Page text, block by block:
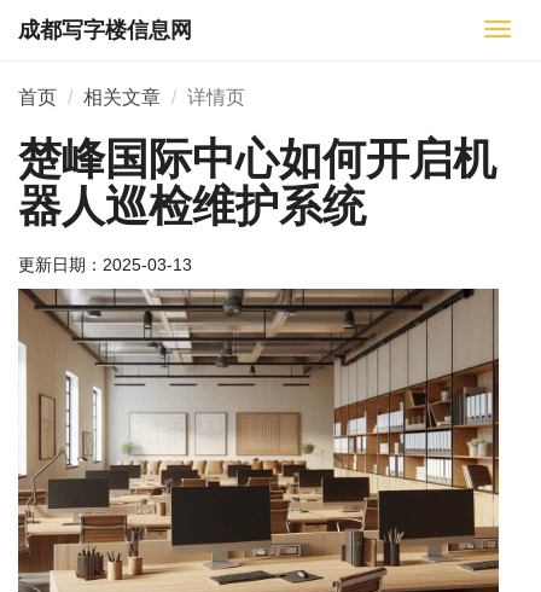
切
成都写字楼信息网
首页 相关文章 详情页
楚峰国际中心如何开启机
器人巡检维护系统
更新日期： 2025-03-13